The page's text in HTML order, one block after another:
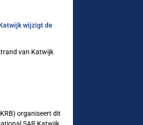
wijzigt de
van Katwijk
organiseert dit